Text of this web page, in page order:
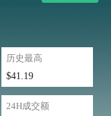
历史最高
$41.19
24H成交额